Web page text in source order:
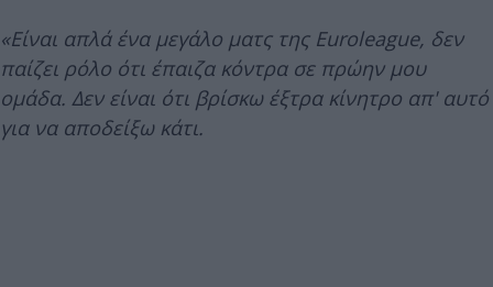
«Είναι απλά ένα μεγάλο ματς της Euroleague, δεν
παίζει ρόλο ότι έπαιζα κόντρα σε πρώην μου
ομάδα. Δεν είναι ότι βρίσκω έξτρα κίνητρο απ' αυτό
για να αποδείξω κάτι.